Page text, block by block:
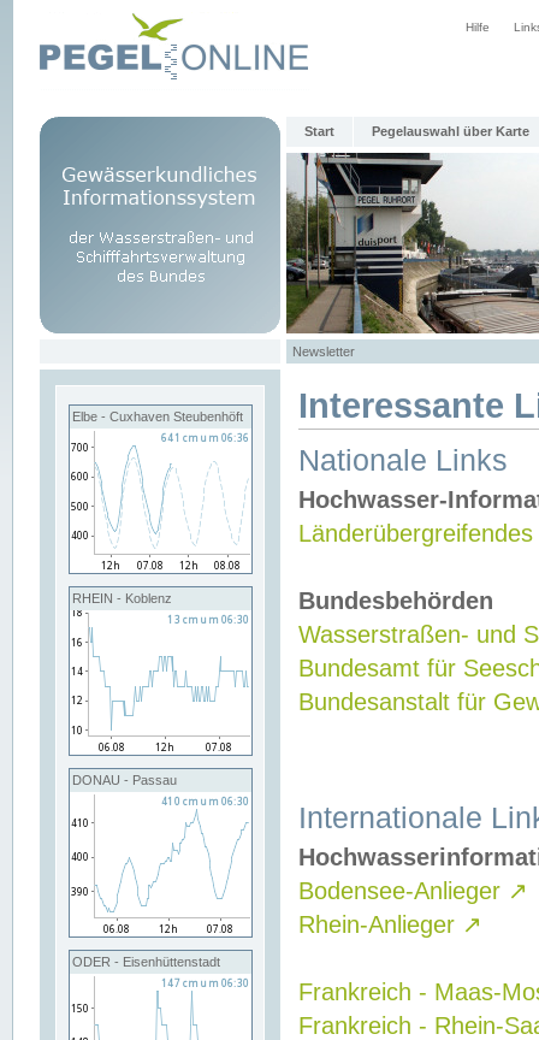
Hilfe
Start Pegelauswahl über Karte
Newsletter
Elbe - Cuxhaven Steubenhöft
RHEIN - Koblenz
DONAU - Passau
ODER - Eisenhüttenstadt
Interessante
Nationale Links
Hochwasser-
Bundesbehörden
Wasserstraßen- und
Bundesamt für
Bundesanstalt für
Internationale
Bodensee-Anlieger ↗
Rhein-Anlieger ↗
Frankreich - Maas-
Frankreich - Rhein-